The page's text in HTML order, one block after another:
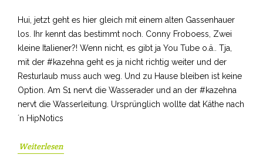
Hui, jetzt geht es hier gleich mit einem alten Gassenhauer
los. Ihr kennt das bestimmt noch. Conny Froboess, Zwei
kleine Italiener?! Wenn nicht, es gibt ja You Tube o.ä.. Tja,
mit der #kazehna geht es ja nicht richtig weiter und der
Resturlaub muss auch weg. Und zu Hause bleiben ist keine
Option. Am S1 nervt die Wasserader und an der #kazehna
nervt die Wasserleitung. Ursprünglich wollte dat Käthe nach
´n HipNotics
Weiterlesen